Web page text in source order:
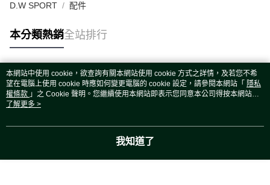
D.W SPORT 配件
本分類熱銷全站排行
熱門標籤
本網站中使用 cookie，欲查詢有關本網站使用 cookie 方式之詳情，及若您不希
望在電腦上使用 cookie 時應如何變更電腦的 cookie 設定，請參閱本網站「 隱私
權條款 」之 Cookie 聲明。您繼續使用本網站即表示您同意本公司得按本網站使
用條款之 Cookie 聲明使用 cookie。
了解更多 >
我知道了